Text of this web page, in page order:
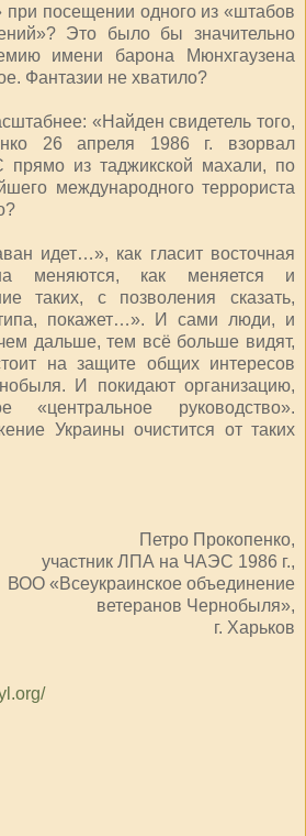
при посещении одного из «штабов
Это было бы значительно
имени барона Мюнхгаузена
Фантазии не хватило?
«Найден свидетель того,
26 апреля 1986 г. взорвал
из таджикской махали, по
международного террориста
идет…», как гласит восточная
меняются, как меняется и
таких, с позволения сказать,
покажет…». И сами люди, и
дальше, тем всё больше видят,
на защите общих интересов
И покидают организацию,
«центральное руководство».
Украины очистится от таких
Петро Прокопенко,
участник ЛПА на ЧАЭС 1986 г.,
ВОО «Всеукраинское объединение
ветеранов Чернобыля»,
г. Харьков